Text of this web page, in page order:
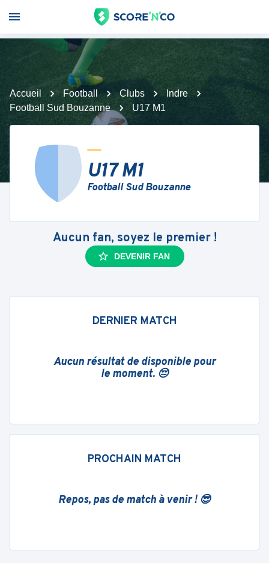
Accueil Football Clubs
Indre
Football Sud Bouzanne
U17 M1
U17 M1
Football Sud Bouzanne
Aucun fan, soyez le premier !
DEVENIR FAN
DERNIER MATCH
Aucun résultat de disponible pour
le moment. 😔
PROCHAIN MATCH
Repos, pas de match à venir ! 😎